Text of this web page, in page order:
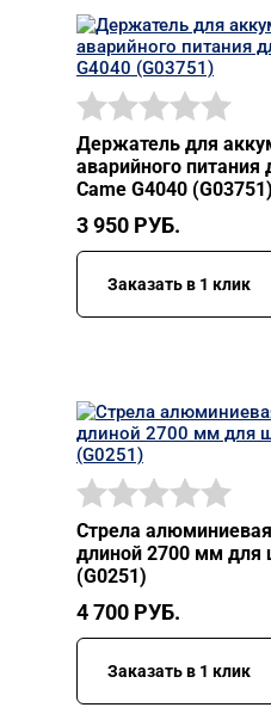
Держатель для
аварийного питания
Came G4040 (G03751)
3 950 РУБ.
Заказать в 1 клик
Стрела
длиной 2700 мм для
(G0251)
4 700 РУБ.
Заказать в 1 клик